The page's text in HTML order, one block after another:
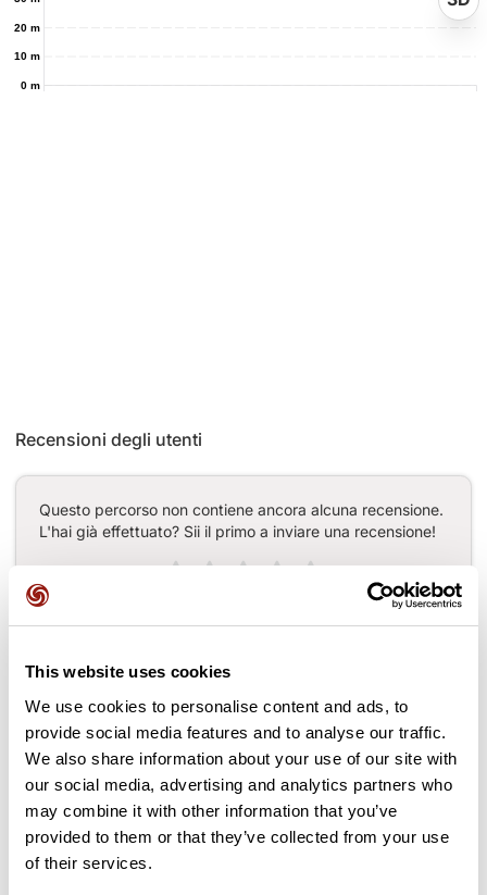
This website uses cookies
We use cookies to personalise content and ads, to
provide social media features and to analyse our traffic.
We also share information about your use of our site with
our social media, advertising and analytics partners who
may combine it with other information that you’ve
provided to them or that they’ve collected from your use
of their services.
0 m
10 m
20 m
Recensioni degli utenti
Questo percorso non contiene ancora alcuna recensione.
L'hai già effettuato? Sii il primo a inviare una recensione!
Aggiungi una recensione
Passi lungo il percorso
33 km Col de la Morte 1.368 m
48 km Col de Malissol 1.153 m